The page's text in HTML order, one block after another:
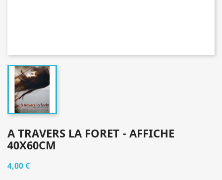
A TRAVERS LA FORET - AFFICHE
40X60CM
4,00 €